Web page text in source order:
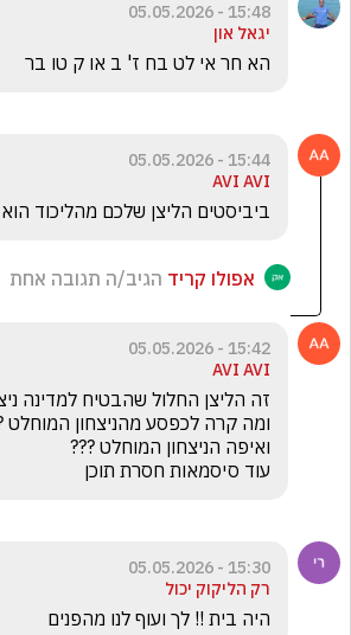
15:48 - 05.05.2026
יגאל און
הא חר אי לט בח ז' ב או ק טו בר
15:44 - 05.05.2026
AVI AVI
ביביסטים הליצן שלכם מהליכוד
אפולו קריד הגיב/ה תגובה אחת
15:42 - 05.05.2026
AVI AVI
עוד סיסמאות חסרת תוכן
15:30 - 05.05.2026
רק הליקוק יכול
היה בית !! לך ועוף לנו מהפנים